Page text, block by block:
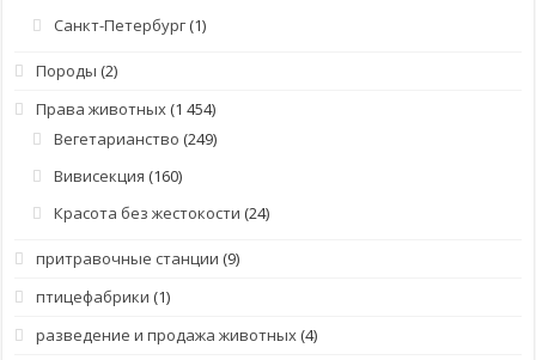
Санкт-Петербург(1)
Породы (2)
Права животных(1 454)
Вегетарианство (249)
Вивисекция (160)
Красота без жестокости (24)
притравочные станции (9)
птицефабрики (1)
разведение и продажа животных(4)